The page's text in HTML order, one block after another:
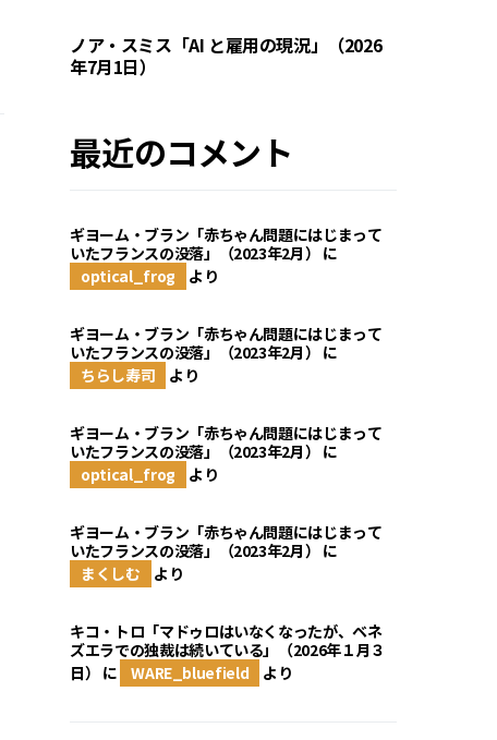
ノア・スミス「AI と雇用の現況」（2026
年7月1日）
最近のコメント
ギヨーム・ブラン「赤ちゃん問題にはじまって
いたフランスの没落」（2023年2月） に
optical_frog
より
ギヨーム・ブラン「赤ちゃん問題にはじまって
いたフランスの没落」（2023年2月） に
ちらし寿司
より
ギヨーム・ブラン「赤ちゃん問題にはじまって
いたフランスの没落」（2023年2月） に
optical_frog
より
ギヨーム・ブラン「赤ちゃん問題にはじまって
いたフランスの没落」（2023年2月） に
まくしむ
より
キコ・トロ「マドゥロはいなくなったが、ベネ
ズエラでの独裁は続いている」（2026年１月３
日） に WARE_bluefield より